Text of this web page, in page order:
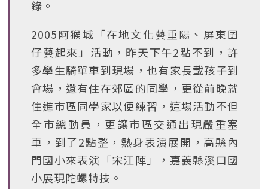
錄。
2005阿猴城「在地文化藝重陽、屏東囝
仔藝起來」活動，昨天下午2點不到，許
多學生騎單車到現場，也有家長載孩子到
會場，還有住在郊區的同學，更從前晚就
住進市區同學家以便練習，這場活動不但
全市總動員，更讓市區交通出現嚴重塞
車，到了2點整，熱身表演展開，高縣內
門國小來表演「宋江陣」，嘉義縣溪口國
小展現陀螺特技。